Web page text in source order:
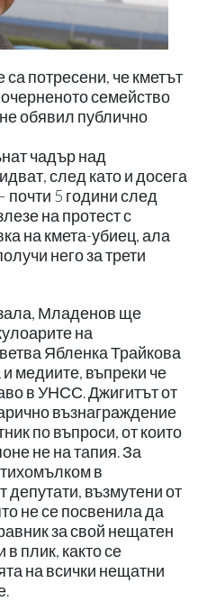
потресени, че кметът
семейство
обявил публично
чадър над
след като и досега
почти 5 години след
на протест с
на кмета-убиец, ала
него за трети
Младенов ще
на
Ябленка Трайкова
и медиите, въпреки че
в УНСС. Джигитът от
възнаграждение
по въпроси, от които
не на тапия. За
в
депутати, възмутени от
не се посвенила да
за свой нещатен
плик, както се
на всички нещатни